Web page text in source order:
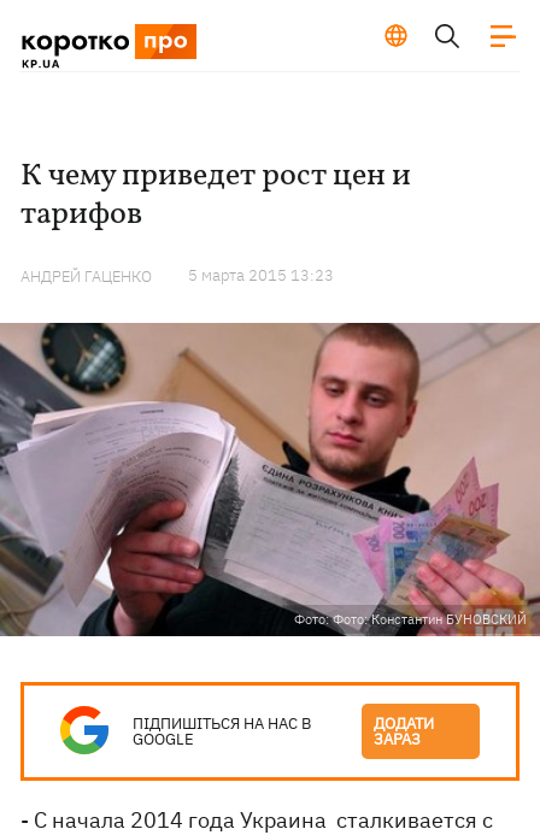
К чему приведет рост цен и
тарифов
АНДРЕЙ ГАЦЕНКО 5 марта 2015 13:23
Фото: Фото: Константин БУНОВСКИЙ
ПІДПИШІТЬСЯ НА НАС В
GOOGLE
ДОДАТИ
ЗАРАЗ
- С начала 2014 года Украина сталкивается с